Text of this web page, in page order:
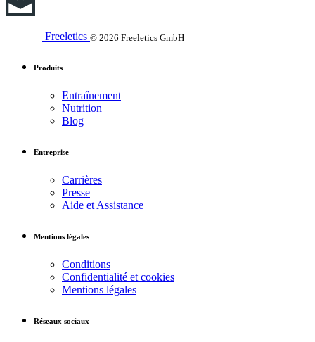
Freeletics © 2026 Freeletics GmbH
Produits
Entraînement
Nutrition
Blog
Entreprise
Carrières
Presse
Aide et Assistance
Mentions légales
Conditions
Confidentialité et cookies
Mentions légales
Réseaux sociaux